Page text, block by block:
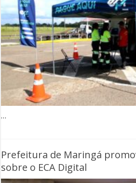
…
Prefeitura de Maringá
sobre o ECA Digital